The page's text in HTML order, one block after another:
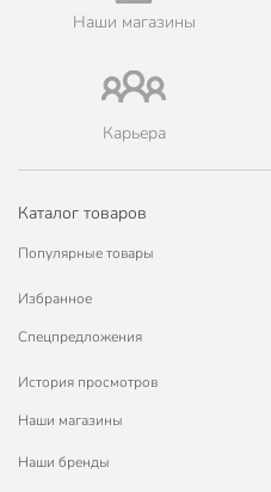
Наши магазины
Карьера
Каталог товаров
Популярные товары
Избранное
Спецпредложения
История просмотров
Наши магазины
Наши бренды